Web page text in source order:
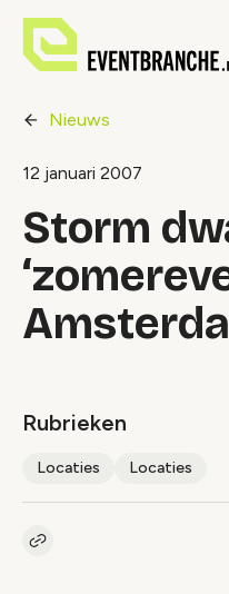
Nieuws
12 januari 2007
Storm
Rubrieken
Locaties Locaties
Kopieer link naar artikel